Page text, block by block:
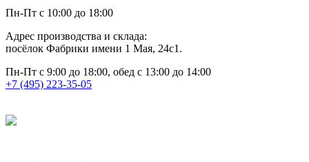
Пн-Пт с 10:00 до 18:00
Адрес производства и склада:
посёлок Фабрики имени 1 Мая, 24с1.
Пн-Пт с 9:00 до 18:00, обед с 13:00 до 14:00
+7 (495) 223-35-05